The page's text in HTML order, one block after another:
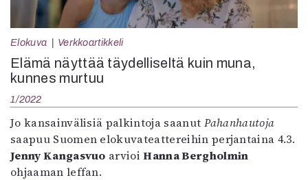
Elokuva Verkkoartikkeli
Elämä näyttää täydelliseltä kuin muna,
kunnes murtuu
1/2022
Jo kansainvälisiä palkintoja saanut Pahanhautoja
saapuu Suomen elokuvateattereihin perjantaina 4.3.
Jenny Kangasvuo arvioiHanna Bergholmin
ohjaaman leffan.